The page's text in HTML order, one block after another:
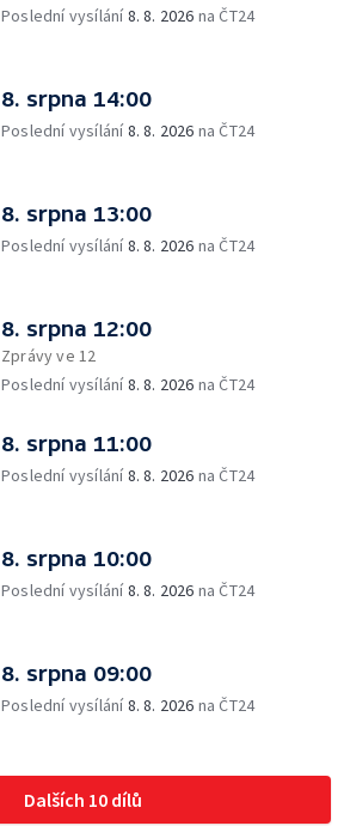
Poslední vysílání8. 8. 2026 na ČT24
8. srpna 14:00
Poslední vysílání8. 8. 2026 na ČT24
8. srpna 13:00
Poslední vysílání8. 8. 2026 na ČT24
8. srpna 12:00
Zprávy ve 12
Poslední vysílání8. 8. 2026 na ČT24
8. srpna 11:00
Poslední vysílání8. 8. 2026 na ČT24
8. srpna 10:00
Poslední vysílání8. 8. 2026 na ČT24
8. srpna 09:00
Poslední vysílání8. 8. 2026 na ČT24
Dalších 10 dílů